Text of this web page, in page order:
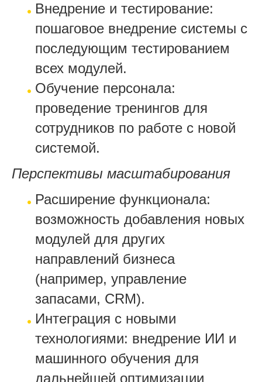
Внедрение и тестирование:
пошаговое внедрение системы с
последующим тестированием
всех модулей.
Обучение персонала:
проведение тренингов для
сотрудников по работе с новой
системой.
Перспективы масштабирования
Расширение функционала:
возможность добавления новых
модулей для других
направлений бизнеса
(например, управление
запасами, CRM).
Интеграция с новыми
технологиями: внедрение ИИ и
машинного обучения для
дальнейшей оптимизации